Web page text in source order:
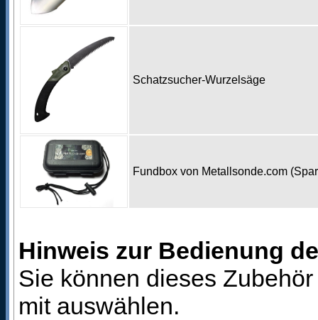
Schatzsucher-Wurzelsäge
Fundbox von Metallsonde.com
Hinweis zur Bedienung
Sie können dieses
mit auswählen.